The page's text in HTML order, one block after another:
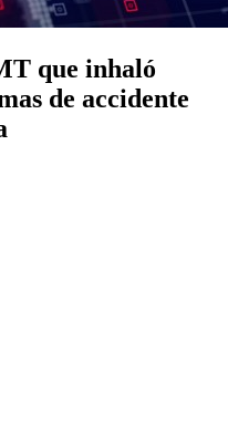
que inhaló
de accidente